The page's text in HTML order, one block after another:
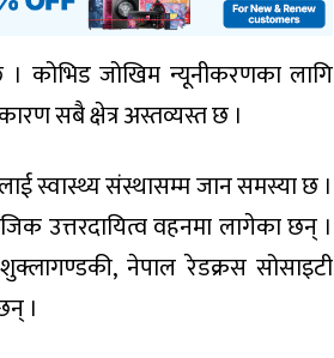
। कोभिड जोखिम न्यूनीकरणका लागि
सबै क्षेत्र अस्तव्यस्त छ ।
स्वास्थ्य संस्थासम्म जान समस्या छ ।
उत्तरदायित्व वहनमा लागेका छन् ।
नेपाल रेडक्रस सोसाइटी
।